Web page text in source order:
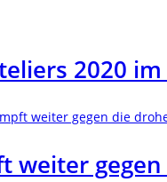
2020
weiter